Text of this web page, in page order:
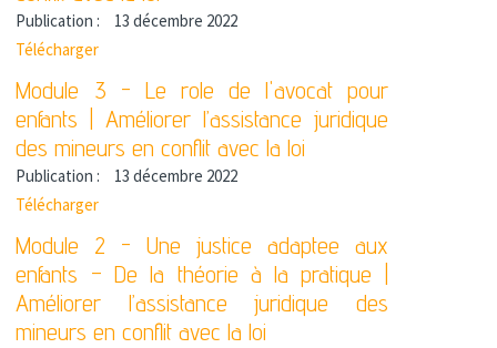
Publication :
13 décembre 2022
Télécharger
Module 3 - Le role de l'avocat pour
enfants | Améliorer l’assistance juridique
des mineurs en conflit avec la loi
Publication :
13 décembre 2022
Télécharger
Module 2 - Une justice adaptee aux
enfants – De la théorie à la pratique |
Améliorer l’assistance juridique des
mineurs en conflit avec la loi